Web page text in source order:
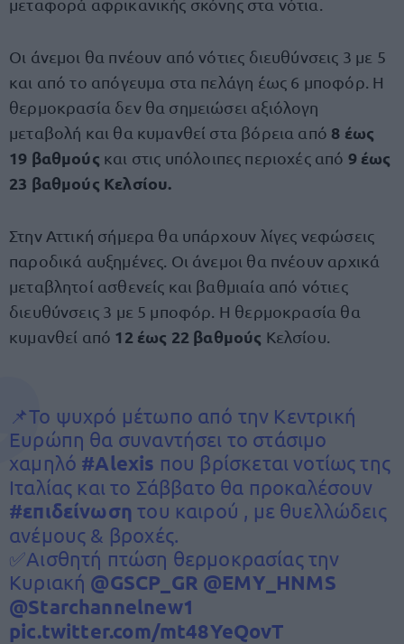
μεταφορά αφρικανικής σκόνης στα νότια.
Οι άνεμοι θα πνέουν από νότιες διευθύνσεις 3 με 5
και από το απόγευμα στα πελάγη έως 6 μποφόρ. Η
θερμοκρασία δεν θα σημειώσει αξιόλογη
μεταβολή και θα κυμανθεί στα βόρεια από 8 έως
19 βαθμούς και στις υπόλοιπες περιοχές από 9 έως
23 βαθμούς Κελσίου.
Στην Αττική σήμερα θα υπάρχουν λίγες νεφώσεις
παροδικά αυξημένες. Οι άνεμοι θα πνέουν αρχικά
μεταβλητοί ασθενείς και βαθμιαία από νότιες
διευθύνσεις 3 με 5 μποφόρ. Η θερμοκρασία θα
κυμανθεί από 12 έως 22 βαθμούς Κελσίου.
📌Το ψυχρό μέτωπο από την Κεντρική
Ευρώπη θα συναντήσει το στάσιμο
χαμηλό #Alexis που βρίσκεται νοτίως της
Ιταλίας και το Σάββατο θα προκαλέσουν
#επιδείνωση του καιρού , με θυελλώδεις
ανέμους & βροχές.
✅Αισθητή πτώση θερμοκρασίας την
Κυριακή @GSCP_GR @EMY_HNMS
@Starchannelnew1
pic.twitter.com/mt48YeQovT